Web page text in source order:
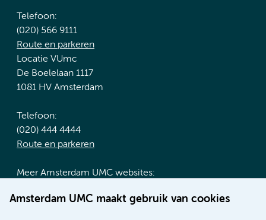
Amsterdam UMC maakt gebruik van cookies
Telefoon:
(020) 566 9111
Route en parkeren
Locatie VUmc
De Boelelaan 1117
1081 HV Amsterdam
Telefoon:
(020) 444 4444
Route en parkeren
Meer Amsterdam UMC websites:
Werken bij Amsterdam UMC